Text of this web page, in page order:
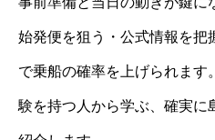
始発便を狙う・公式情報を把
で乗船の確率を上げられます
験を持つ人から学ぶ、確実に